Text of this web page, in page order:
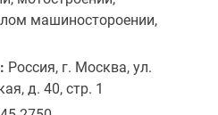
машиностороении,
Россия, г. Москва, ул.
д. 40, стр. 1